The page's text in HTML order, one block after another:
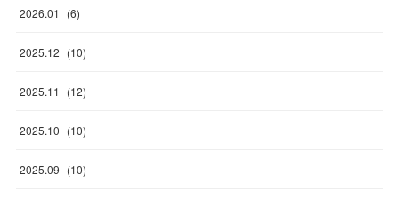
2026.01 (6)
2025.12 (10)
2025.11 (12)
2025.10 (10)
2025.09 (10)